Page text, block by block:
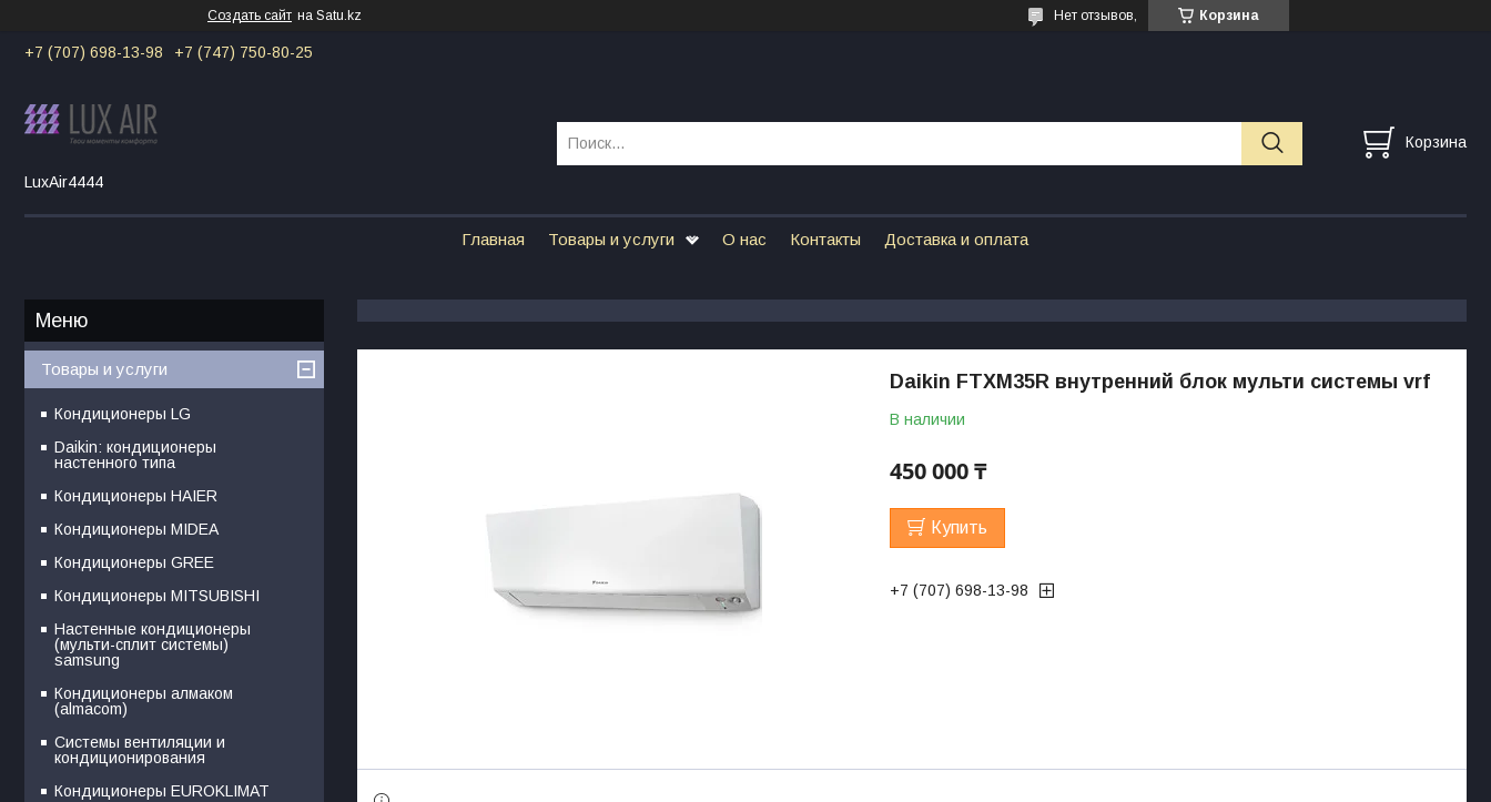
Создать сайт на Satu.kz Корзина
Нет отзывов,
+7 (707) 698-13-98 +7 (747) 750-80-25
LuxAir4444
Корзина
Главная Товары и услуги О нас Контакты Доставка и оплата
Daikin FTXM35R внутренний блок мульти системы vrf
В наличии
450 000 ₸
Купить
+7 (707) 698-13-98
Товары и услуги
Кондиционеры LG
Daikin: кондиционеры
настенного типа
Кондиционеры HAIER
Кондиционеры MIDEA
Кондиционеры GREE
Кондиционеры MITSUBISHI
Настенные кондиционеры
(мульти-сплит системы)
samsung
Кондиционеры алмаком
(almacom)
Системы вентиляции и
кондиционирования
Кондиционеры EUROKLIMAT